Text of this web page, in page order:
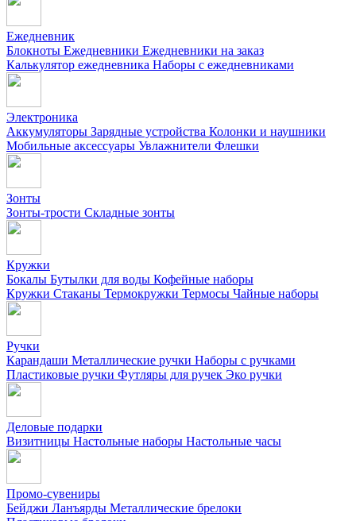
Ежедневник
Блокноты Ежедневники Ежедневники на заказ
Калькулятор ежедневника Наборы с ежедневниками
Электроника
Аккумуляторы Зарядные устройства Колонки и наушники
Мобильные аксессуары Увлажнители Флешки
Зонты
Зонты-трости Складные зонты
Кружки
Бокалы Бутылки для воды Кофейные наборы
Кружки Стаканы Термокружки Термосы Чайные наборы
Ручки
Карандаши Металлические ручки Наборы с ручками
Пластиковые ручки Футляры для ручек Эко ручки
Деловые подарки
Визитницы Настольные наборы Настольные часы
Промо-сувениры
Бейджи Ланъярды Металлические брелоки